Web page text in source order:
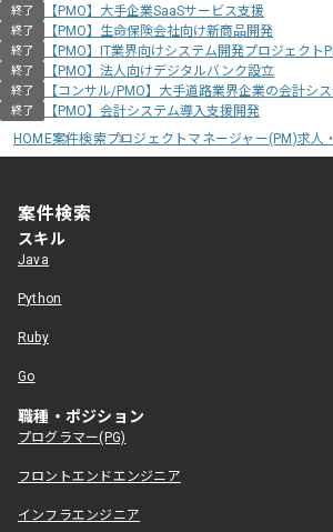
終了 【PMO】大手企業SaaSサービス支援
終了 【PMO】生命保険会社向け新商品開発
終了 【PMO】IT業界向けシステム開発プロジェクト
終了 【PMO】法人向けデジタルバンク設立
終了 【コンサル/PMO】大手道路業界企業の会計シ
終了
【PMO】会計システム導入支援開発
HOME案件検索プロジェクトマネージャー(PM)求人
案件検索
スキル
Java
Python
Ruby
Go
職種・ポジション
プログラマー(PG)
フロントエンドエンジニア
インフラエンジニア